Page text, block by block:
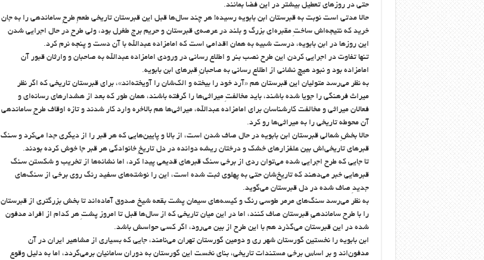
حتی در روزهای تعطیل بیشتر در این فضا بمانند.
حالا مدتی است نوبت به قبرستان ابن‌ بابویه رسیده! هر چند سال‌ها قبل این قبرستان تاریخی طعمِ طرحِ ساماندهی را به جان
خرید که نتیجه‌اش ساختِ مقبره‌ای بزرگ و بلند در عرصه‌ی قبرستان و حریم برج طغرل بود، ولی طرحِ در حال اجرایی شدن
این روزها در ابن بابویه، درست شبیه به همان اقدامی است که امامزاده عبدالله با آن دست و پنجه نرم کرد.
تنها تفاوت در اجرایی کردن این طرح نصب بنر و اطلاع رسانی در ورودی امامزاده عبدالله به صاحبان و وارثان قبور آن
امامزاده بود و نبود هیچ نشانی از اطلاع رسانی به صاحبانِ قبرهای ابن بابویه.
به نظر می‌رسد متولیان این قبرستان هم «آرد خود را بیخته و الک‌شان را آویخته‌اند»، برای قبرستان تاریخی که اگر نظر
میراث فرهنگی را جویا شده باشند، باید مخالفتِ میراثی‌ها را گرفته باشند، همان طور که بعد از هشدارهای رسانه‌ای و
فعالان میراثی و مخالفت کارشناسان برای امامزاده عبدالله، میراثی‌ها هم بالاخره وارد کار شدند و تازه اوقاف طرحِ ساماندهی
آن محوطه تاریخی را به میراثی‌ها رو کرد.
حالا بخشِ شمالی قبرستان ابن بابویه در حال صاف شدن است، از بالا و پایین‌هایی که هر قبر را از دیگری جدا می‌کرد و سنگ
قبرهای تاریخی‌اش بین علفزارهای خشک و درختان ریشه دوانده در دل تاریخِ خانوادگی هر قبر جا خوش کرده‌ بودند.
تا جایی که طرح اجرایی شده می‌توان ردی از برخی سنگ قبرهای قدیمی پیدا کرد، اما نشانه‌ها از تخریب و شکستن سنگ
قبرهایی خبر می‌دهند که تاریخ‌شان حتی به پهلوی ثبت شده است، این را نوشته‌های سفید رنگ روی برخی از سنگ‌های
جدیدِ صاف شده در دل قبرستان می‌گوید.
به نظر می‌رسد سنگ‌های مرمر طوسی رنگ و کیسه‌های سیمان پشت بقعه شیخ صدوق آماده‌اند تا بخش بزرگتری از قبرستان
را با طرح ساماندهیِ قبرستان صاف کنند، اما در این میان تاریخی که از سال‌ها قبل تا امروز پشتِ هر کدام از افراد مدفون
شده در این قبرستان می‌گذرد هم با این طرح از بین می‌رود، اگر کسی حواسش باشد.
ابن بابویه را نخستین گورستان شهر ری و دومین گورستان تهران می‌نامند،‌ جایی که بسیاری از مشاهیر ایران در آن
مدفون‌اند و بر اساس برخی مستندات تاریخی، بنای نخست این گورستان به دوران سامانیان برمی‌گردد، اما به دلیل وقوع